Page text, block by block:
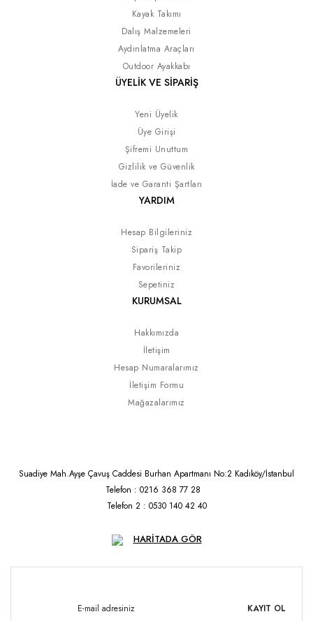
Kayak Takımı
Dalış Malzemeleri
Aydınlatma Araçları
Outdoor Ayakkabı
ÜYELİK VE SİPARİŞ
Yeni Üyelik
Üye Girişi
Şifremi Unuttum
Gizlilik ve Güvenlik
İade ve Garanti Şartları
YARDIM
Hesap Bilgileriniz
Sipariş Takip
Favorileriniz
Sepetiniz
KURUMSAL
Hakkımızda
İletişim
Hesap Numaralarımız
İletişim Formu
Mağazalarımız
Suadiye Mah.Ayşe Çavuş Caddesi Burhan Apartmanı No:2 Kadıköy/İstanbul
Telefon : 0216 368 77 28
Telefon 2 : 0530 140 42 40
HARİTADA GÖR
KAYIT OL